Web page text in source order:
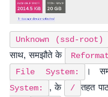
Unknown (ssd-root)
साथ, समझौते के
Reformat
File System: ।
System:
, के / तहत